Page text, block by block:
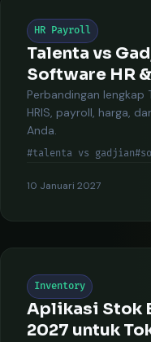
HR Payroll
Talenta vs
Software HR
Perbandingan lengkap
HRIS, payroll, harga,
Anda.
#talenta vs gadjian
10 Januari 2027
Inventory
Aplikasi Stok
2027 untuk